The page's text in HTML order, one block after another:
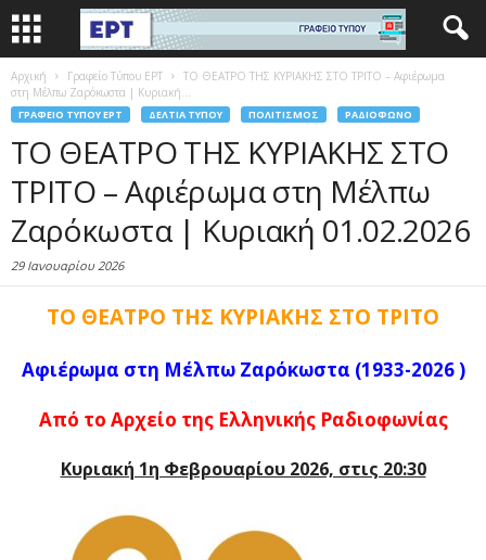
Αρχική Γραφείο Τύπου ΕΡΤ
ΤΟ ΘΕΑΤΡΟ ΤΗΣ ΚΥΡΙΑΚΗΣ ΣΤΟ ΤΡΙΤΟ – Αφιέρωμα
στη Μέλπω Ζαρόκωστα | Κυριακή...
ΓΡΑΦΕΊΟ ΤΎΠΟΥ ΕΡΤ ΔΕΛΤΊΑ ΤΎΠΟΥ ΠΟΛΙΤΙΣΜΌΣ ΡΑΔΙΌΦΩΝΟ
ΤΟ ΘΕΑΤΡΟ ΤΗΣ ΚΥΡΙΑΚΗΣ ΣΤΟ
ΤΡΙΤΟ – Αφιέρωμα στη Μέλπω
Ζαρόκωστα | Κυριακή 01.02.2026
29 Ιανουαρίου 2026
ΤΟ ΘΕΑΤΡΟ ΤΗΣ ΚΥΡΙΑΚΗΣ ΣΤΟ ΤΡΙΤΟ
Αφιέρωμα στη Μέλπω Ζαρόκωστα (1933-2026 )
Από το Αρχείο της Ελληνικής Ραδιοφωνίας
Κυριακή 1η Φεβρουαρίου 2026, στις 20:30